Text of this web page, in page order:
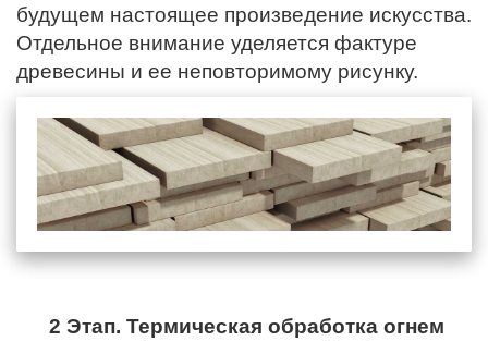
будущем настоящее произведение искусства.
Отдельное внимание уделяется фактуре
древесины и ее неповторимому рисунку.
2 Этап. Термическая обработка огнем